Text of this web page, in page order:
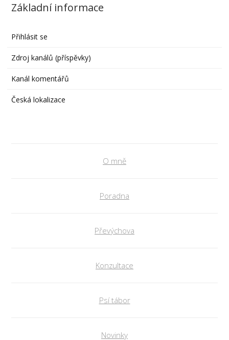
Základní informace
Přihlásit se
Zdroj kanálů (příspěvky)
Kanál komentářů
Česká lokalizace
O mně
Poradna
Převýchova
Konzultace
Psí tábor
Novinky